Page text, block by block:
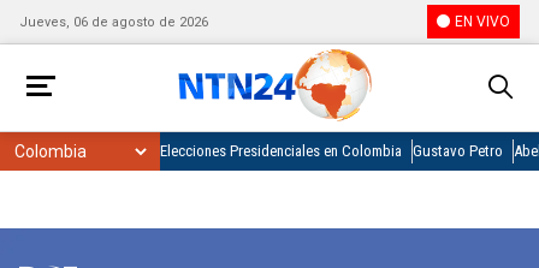
Jueves, 06 de agosto de 2026 EN VIVO
Elecciones Presidenciales en Colombia Gustavo Petro